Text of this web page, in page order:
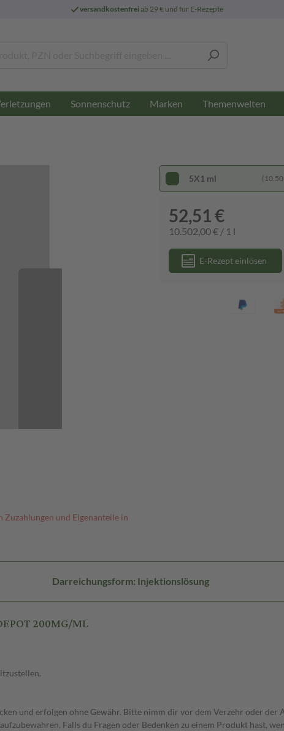
versandkostenfreiab 29 € und für E-Rezepte
Sonnenschutz Marken Themenwelten
Zuzahlungen und Eigenanteile in
5X1 ml
52,51 €
10.502,00 € / 1 l
E-Rezept einlösen
Darreichungsform: Injektionslösung
200MG/ML
und erfolgen ohne Gewähr. Bitte nimm dir vor dem Verzehr oder
Falls du Fragen oder Bedenken zu einem Produkt hast,